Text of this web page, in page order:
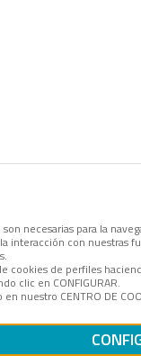
necesarias para la
interacción con
de perfiles
clic en CONFIGURAR.
nuestro CENTRO DE